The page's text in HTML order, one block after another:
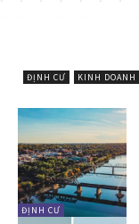
ĐỊNH CƯ KINH DOANH
ĐỊNH CƯ